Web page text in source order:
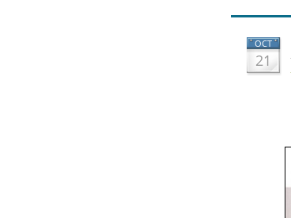
OCT
21